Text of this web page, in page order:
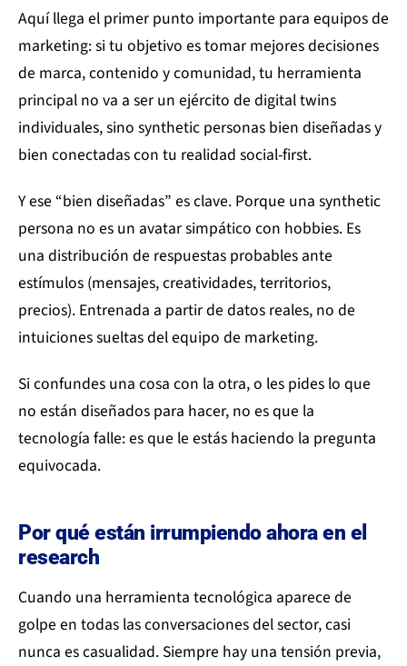
Aquí llega el primer punto importante para equipos de
marketing: si tu objetivo es tomar mejores decisiones
de marca, contenido y comunidad, tu herramienta
principal no va a ser un ejército de digital twins
individuales, sino synthetic personas bien diseñadas y
bien conectadas con tu realidad social-first.
Y ese “bien diseñadas” es clave. Porque una synthetic
persona no es un avatar simpático con hobbies. Es
una distribución de respuestas probables ante
estímulos (mensajes, creatividades, territorios,
precios). Entrenada a partir de datos reales, no de
intuiciones sueltas del equipo de marketing.
Si confundes una cosa con la otra, o les pides lo que
no están diseñados para hacer, no es que la
tecnología falle: es que le estás haciendo la pregunta
equivocada.
Por qué están irrumpiendo ahora en el
research
Cuando una herramienta tecnológica aparece de
golpe en todas las conversaciones del sector, casi
nunca es casualidad. Siempre hay una tensión previa,